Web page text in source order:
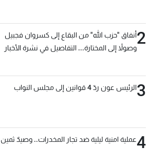
2أنفاق "حزب الله" من البقاع إلى كسروان فجبيل
وصولاً إلى المختارة... التفاصيل في نشرة الأخبار
3الرئيس عون ردّ 4 قوانين إلى مجلس النواب
4عملية امنية ليلية ضد تجار المخدرات.. وصيدٌ ثمين